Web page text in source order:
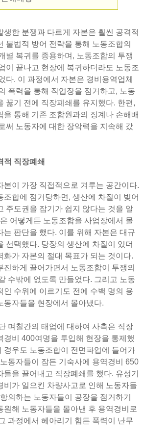
생한 분쟁과 다르게 자본은 훨씬 공격적
불법적 방어 전략을 통해 노동조합의
별 복귀를 종용하며, 노동조합의 투쟁
이 끝나고 현장에 복귀하더라도 노동조
다. 이 과정에서 자본은 경비용역업체
폭력을 통해 작업장을 점거하고, 노동
꿇기 전에 직장폐쇄를 유지했다. 한편,
을 통해 기존 조합원과의 징계나 손해배
써 노동자에 대한 장악력을 지속해 갔
적 직장폐쇄
본이 가장 직접적으로 겨루는 공간이다.
조합에 점거당하면, 생산에 차질이 빚어
주도권을 잡기가 쉽지 않다는 것을 알
어떻게든 노동조합을 사업장에서 몰
는 판단을 했다. 이를 위해 자본은 대규
선택했다. 당장의 생산에 차질이 있더
화가 자본의 절대 목표가 되는 것이다.
진하게 끌어가면서 노동조합이 투쟁의
수밖에 없도록 만들었다. 그리고 노동
인 수위에 이르기도 전에 수백 명의 용
동자들을 현장에서 몰아냈다.
며칠간의 태업에 대하여 사측은 직장
경비 400여명을 투입해 현장을 통제했
경우도 노동조합이 전면파업에 들어가
동자들이 잠든 기숙사에 용역경비 650
을 끌어내고 직장폐쇄를 했다. 유성기
비가 일으킨 차량사고로 인해 노동자들
의하는 노동자들이 공장을 점거하기
원해 노동자들을 몰아낸 후 용역경비로
과정에서 헤아리기 힘든 폭력이 난무